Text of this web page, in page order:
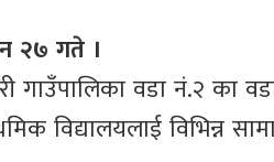
२७ गते ।
गाउँपालिका वडा नं.२ का
विद्यालयलाई विभिन्न